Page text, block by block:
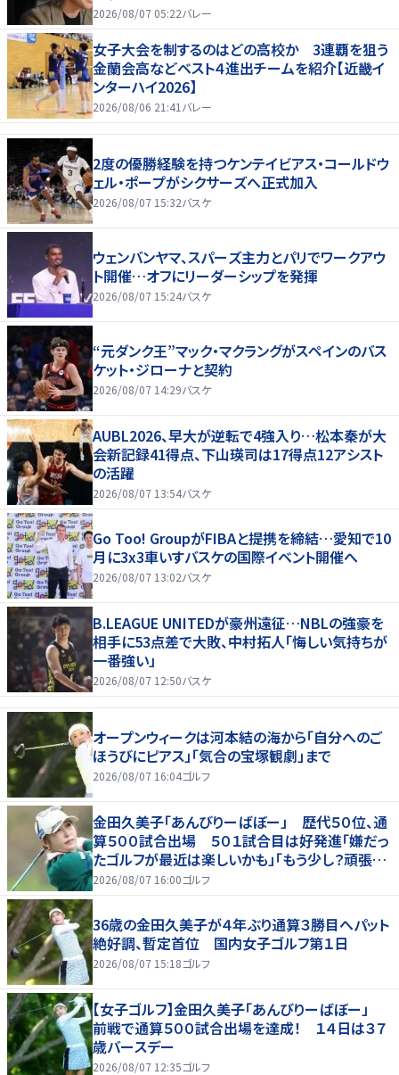
2026/08/07 05:22バレー
女子大会を制するのはどの高校か 3連覇を狙う
金蘭会高などベスト４進出チームを紹介【近畿イ
ンターハイ2026】
2026/08/06 21:41 バレー
2度の優勝経験を持つケンテイビアス・コールドウ
ェル・ポープがシクサーズへ正式加入
2026/08/07 15:32バスケ
ウェンバンヤマ、スパーズ主力とパリでワークアウ
ト開催…オフにリーダーシップを発揮
2026/08/07 15:24バスケ
“元ダンク王”マック・マクラングがスペインのバス
ケット・ジローナと契約
2026/08/07 14:29バスケ
AUBL2026、早大が逆転で4強入り…松本秦が大
会新記録41得点、下山瑛司は17得点12アシスト
の活躍
2026/08/07 13:54バスケ
Go Too! GroupがFIBAと提携を締結…愛知で10
月に3x3車いすバスケの国際イベント開催へ
2026/08/07 13:02バスケ
B.LEAGUE UNITEDが豪州遠征…NBLの強豪を
相手に53点差で大敗、中村拓人「悔しい気持ちが
一番強い」
2026/08/07 12:50バスケ
オープンウィークは河本結の海から「自分へのご
ほうびにピアス」「気合の宝塚観劇」まで
2026/08/07 16:04ゴルフ
金田久美子「あんびりーばぼー」 歴代５０位、通
算５００試合出場 ５０１試合目は好発進「嫌だっ
たゴルフが最近は楽しいかも」「もう少し？頑張り
たいな」
2026/08/07 16:00ゴルフ
36歳の金田久美子が４年ぶり通算３勝目へパット
絶好調、暫定首位 国内女子ゴルフ第１日
2026/08/07 15:18ゴルフ
【女子ゴルフ】金田久美子「あんびりーばぼー」
前戦で通算５００試合出場を達成！ １４日は３７
歳バースデー
2026/08/07 12:35ゴルフ